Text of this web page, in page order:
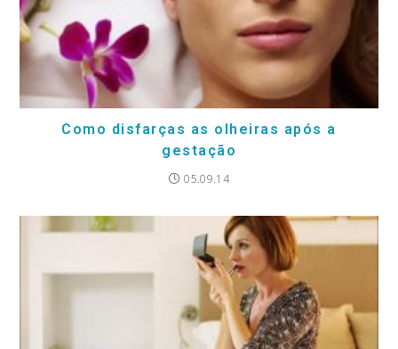
Como disfarças as olheiras após a
gestação
05.09.14